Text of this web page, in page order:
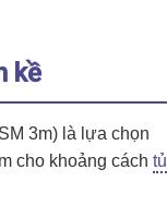
kề
3m) là lựa chọn
cho khoảng cách tủ